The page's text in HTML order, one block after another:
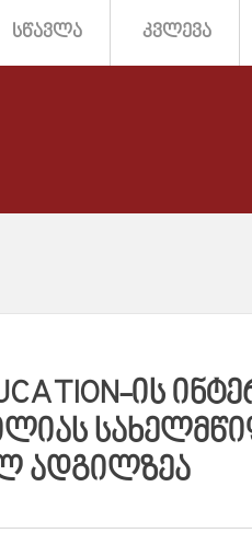
ᲡᲬᲐᲕᲚᲐ ᲙᲕᲚᲔᲕᲐ
ᲘᲡ
ᲐᲓᲒᲘᲚᲖᲔᲐ